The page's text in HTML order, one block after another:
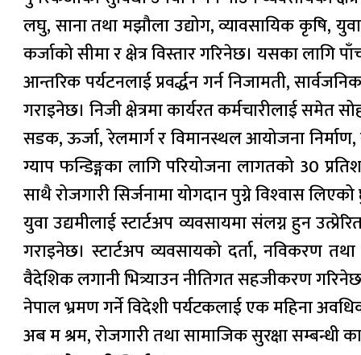
लघु, साना तथा मझौला उद्योग, व्यावसायिक कृषि,
कर्जाको सीमा र क्षेत्र विस्तार गरिनेछ। यसका लागि
आन्तरिक पर्यटनलाई प्रवर्द्धन गर्न निजामती,
गराइनेछ। निजी क्षेत्रमा कार्यरत कर्मचारीलाई समेत
सडक, ऊर्जा, रेलमार्ग र विमानस्थल आयोजना
ग्याप फन्डिङ्गका लागि परियोजना लागतको 30
साथै रोजगारी सिर्जनामा योगदान पुग्ने विश्‍वास
युवा उद्यमीलाई स्टार्टअप व्यवसायमा संलग्न हुन
गराइनेछ। स्टार्टअप व्यवसायको दर्ता, नविकरण
वैदेशिक लगानी भित्र्याउन नीतिगत सहजीकरण
नेपाल भ्रमण गर्ने विदेशी पर्यटकलाई एक महिना
अब म श्रम, रोजगारी तथा सामाजिक सुरक्षा सम्बन्धी